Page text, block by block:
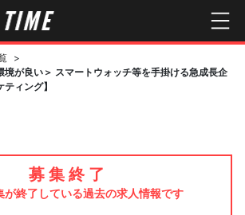
>
境が良い＞ スマートウォッチ等を手掛ける急成長企
ィング】
募 集 終 了
が終了している過去の求人情報です